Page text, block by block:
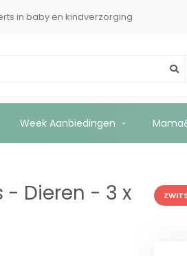
in baby en kindverzorging
Week Aanbiedingen
stuks
Dieren - 3 x